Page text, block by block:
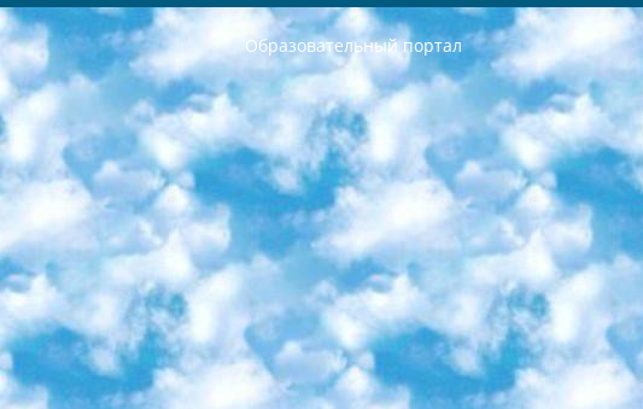
Образовательный портал
РЕСПУБЛИКА УЗБЕКИСТАН МИНИСТРЕРСТВО ДОШКОЛЬНОГО И ШКОЛЬНОГО ОБРАЗОВАНИЯ КОМАНДА в общеобразовательных учреждениях в 2023-2024 учебном году организация и проведение итоговой государственной аттестации обучающихся о Министра дошкольного и школьного образования Республики Узбекистан от 4 марта 2008 года (постановлением Минюста от 20 марта 2008 года № 1778 государственной регистрации) «Итоговое состояние учащихся общего среднего образования на основании положения об утверждении положения об аттестации общего среднего образования выпускной экзамен студентов в образовательных учреждениях в 2023-2024 учебном году В целях организации и прохождения аттестации приказываю: 1. Следующее: перечень предметов, по которым будет проводиться итоговая государственная аттестация и экзамен формы перевода согласно приложению 1; сертификаты международного образца, оценивающие уровень владения иностранными языками перечень согласно приложению 2; 2. Педагогический при специализированных образовательных учреждениях. научно-практический центр квалификации и международной оценки (Д.Давидова) 2024 г. До 25 марта: задания по предметам, по которым будет проводиться итоговая аттестация разработка и утверждение технических условий; итоговая аттестация на основании разработанного предметного задания разработка вопросов по предметам (устно и письменно), экзамен передача; общеобразовательные средние школы и специальные учебные заведения учащиеся выпускных классов школ и интернатов в агентской системе подготовка базы данных экзаменационных материалов и критериев оценки; перевод базы экзаменационных материалов на все языки обучения подать в Республиканский образовательный центр для изготовления; варианты экзаменов на основе разработанных контрольных материалов пусть будут поставлены задачи формирования. 3. Республиканский образовательный центр (Ш.Худайкулов) до 5 апреля 2024 года. до: база данных предоставленных экзаменационных материалов на все языки обучения перевод и экспертиза; для слепых, слабовидящих, глухих, слабослышащих и умственно отсталых детей учащиеся выпускных классов специализированных школ и школ-интернатов база данных экзаменационных материалов на всех преподаваемых языках подготовка критериев оценки; специализированные школы для умственно отсталых детей и технологии для учащихся выпускных классов школ-интернатов разработка соответствующих рекомендаций и критериев проведения ЕГЭ по естествознанию давать задания. 4. Педагогический при специализированных образовательных учреждениях. Научно-практический центр навыков и международной оценки (Д.Давидова), Республика образовательный центр (Худайкулов Ш.) итоговый государственный аттестационный экзамен ориентирован на творческое и логическое мышление при подготовке базы материалов учитывать введение заданий. 5. Следует отметить, что: сертификат государственного образца о знании общеобразовательного предмета и как минимум национальный уровень B1 по предметам на иностранных языках, указанным в Приложении 2. или международно признанный сертификат эквивалентного уровня студенты, изучающие определенный предмет, освобождаются от экзамена; по соответствующим предметам запланирована итоговая государственная аттестация за день до дня, путем жеребьевки Рабочей группой (в письменной форме по предметам, проводимым в форме) из числа сформированных вариантов выбрано 2